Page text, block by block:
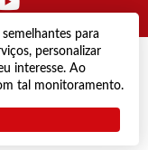
para
personalizar
interesse. Ao
tal monitoramento.